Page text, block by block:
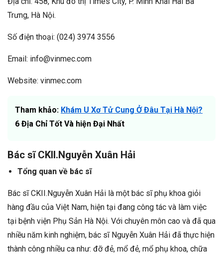
Trưng, Hà Nội.
Số điện thoại: (024) 3974 3556
Email: info@vinmec.com
Website: vinmec.com
Tham khảo: Khám U Xơ Tử Cung Ở Đâu Tại Hà Nội?
6 Địa Chỉ Tốt Và hiện Đại Nhất
Bác sĩ CKII.Nguyễn Xuân Hải
Tổng quan về bác sĩ
Bác sĩ CKII.Nguyễn Xuân Hải là một bác sĩ phụ khoa giỏi
hàng đầu của Việt Nam, hiện tại đang công tác và làm việc
tại bệnh viện Phụ Sản Hà Nội. Với chuyên môn cao và đã qua
nhiều năm kinh nghiệm, bác sĩ Nguyễn Xuân Hải đã thực hiện
thành công nhiều ca như: đỡ đẻ, mổ đẻ, mổ phụ khoa, chữa